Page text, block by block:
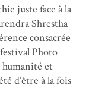
juste face à la
Shrestha
consacrée
Photo
humanité et
d’être à la fois